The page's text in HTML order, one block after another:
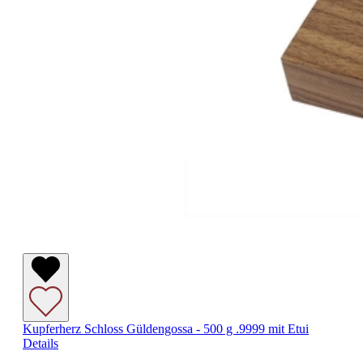
Kupferherz Schloss Güldengossa - 500 g .9999 mit Etui
Details